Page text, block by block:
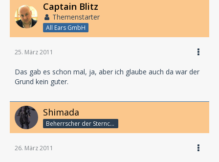
Captain Blitz
Themenstarter
All Ears GmbH
25. März 2011
Das gab es schon mal, ja, aber ich glaube auch da war der
Grund kein guter.
Shimada
Beherrscher der Sternchen
26. März 2011